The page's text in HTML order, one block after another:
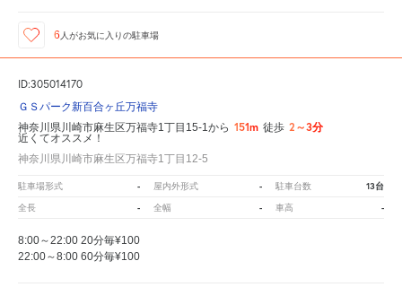
6 人がお気に入りの駐車場
ID:305014170
ＧＳパーク新百合ヶ丘万福寺
神奈川県川崎市麻生区万福寺1丁目15-1から 151m 徒歩 2～3分
近くてオススメ！
神奈川県川崎市麻生区万福寺1丁目12-5
駐車場形式 - 屋内外形式 - 駐車台数 13台
全長 - 全幅 - 車高 -
8:00～22:00 20分毎¥100
22:00～8:00 60分毎¥100